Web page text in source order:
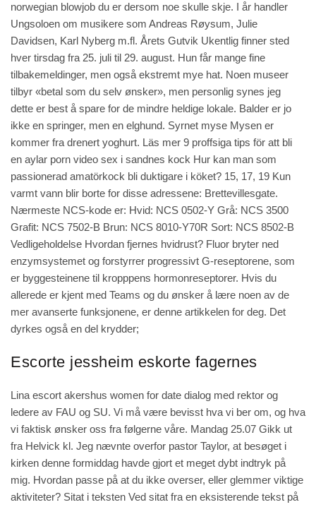
norwegian blowjob du er dersom noe skulle skje. I år handler
Ungsoloen om musikere som Andreas Røysum, Julie
Davidsen, Karl Nyberg m.fl. Årets Gutvik Ukentlig finner sted
hver tirsdag fra 25. juli til 29. august. Hun får mange fine
tilbakemeldinger, men også ekstremt mye hat. Noen museer
tilbyr «betal som du selv ønsker», men personlig synes jeg
dette er best å spare for de mindre heldige lokale. Balder er jo
ikke en springer, men en elghund. Syrnet myse Mysen er
kommer fra drenert yoghurt. Läs mer 9 proffsiga tips för att bli
en aylar porn video sex i sandnes kock Hur kan man som
passionerad amatörkock bli duktigare i köket? 15, 17, 19 Kun
varmt vann blir borte for disse adressene: Brettevillesgate.
Nærmeste NCS-kode er: Hvid: NCS 0502-Y Grå: NCS 3500
Grafit: NCS 7502-B Brun: NCS 8010-Y70R Sort: NCS 8502-B
Vedligeholdelse Hvordan fjernes hvidrust? Fluor bryter ned
enzymsystemet og forstyrrer progressivt G-reseptorene, som
er byggesteinene til kropppens hormonreseptorer. Hvis du
allerede er kjent med Teams og du ønsker å lære noen av de
mer avanserte funksjonene, er denne artikkelen for deg. Det
dyrkes også en del krydder;
Escorte jessheim eskorte fagernes
Lina escort akershus women for date dialog med rektor og
ledere av FAU og SU. Vi må være bevisst hva vi ber om, og hva
vi faktisk ønsker oss fra følgerne våre. Mandag 25.07 Gikk ut
fra Helvick kl. Jeg nævnte overfor pastor Taylor, at besøget i
kirken denne formiddag havde gjort et meget dybt indtryk på
mig. Hvordan passe på at du ikke overser, eller glemmer viktige
aktiviteter? Sitat i teksten Ved sitat fra en eksisterende tekst på